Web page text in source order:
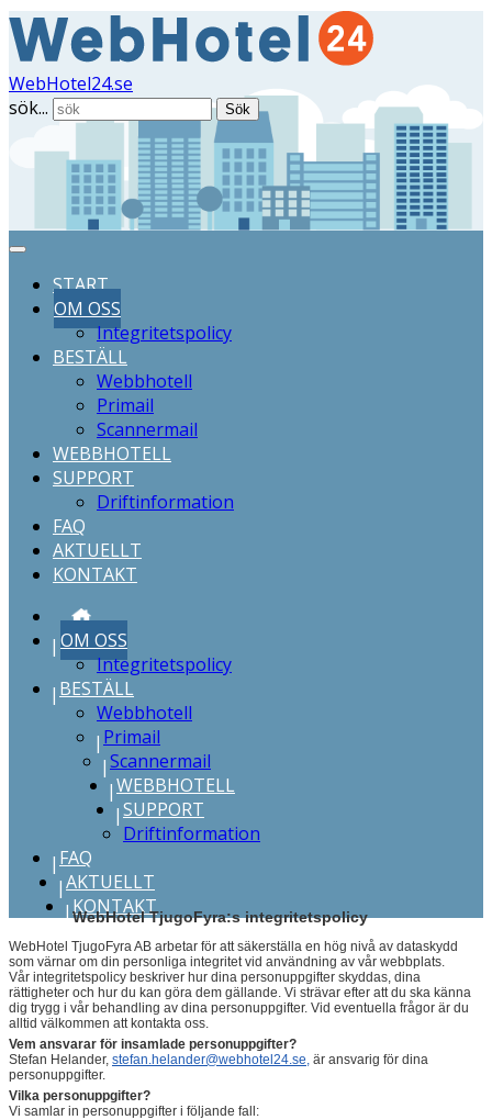
WebHotel24.se
sök...
Sök
START
OM OSS
Integritetspolicy
BESTÄLL
Webbhotell
Primail
Scannermail
WEBBHOTELL
SUPPORT
Driftinformation
FAQ
AKTUELLT
KONTAKT
START
OM OSS
Integritetspolicy
BESTÄLL
Webbhotell
Primail
Scannermail
WEBBHOTELL
SUPPORT
Driftinformation
FAQ
AKTUELLT
KONTAKT
WebHotel TjugoFyra:s integritetspolicy
WebHotel TjugoFyra AB arbetar för att säkerställa en hög nivå av dataskydd
som värnar om din personliga integritet vid användning av vår webbplats.
Vår integritetspolicy beskriver hur dina personuppgifter skyddas, dina
rättigheter och hur du kan göra dem gällande. Vi strävar efter att du ska känna
dig trygg i vår behandling av dina personuppgifter. Vid eventuella frågor är du
alltid välkommen att kontakta oss.
Vem ansvarar för insamlade personuppgifter?
Stefan Helander, stefan.helander@webhotel24.se, är ansvarig för dina
personuppgifter.
Vilka personuppgifter?
Vi samlar in personuppgifter i följande fall: